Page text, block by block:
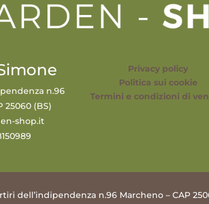
n.96
25060 (BS)
shop.it
Privacy policy
Politica sui cookie
Termini e condizioni di
dell’indipendenza n.96 Marcheno – CAP